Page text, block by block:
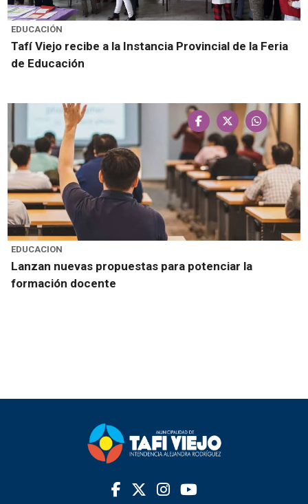
EDUCACIÓN
Tafí Viejo recibe a la Instancia Provincial de la Feria
de Educación
EDUCACION
Lanzan nuevas propuestas para potenciar la
formación docente